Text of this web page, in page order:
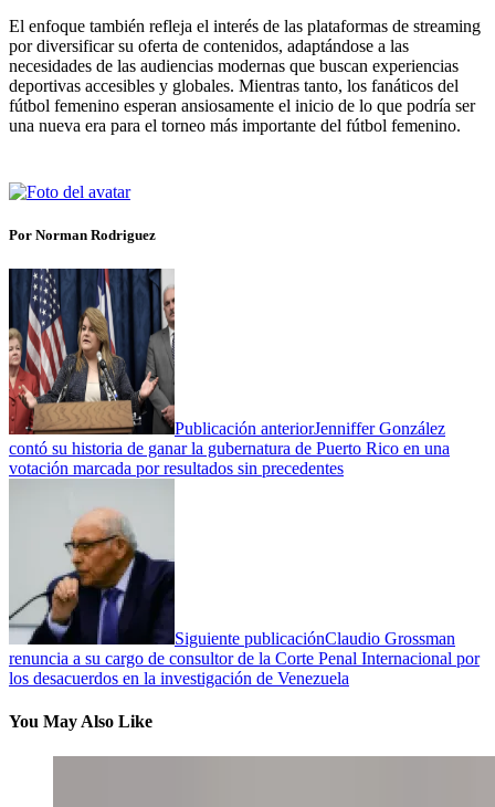
El enfoque también refleja el interés de las plataformas de streaming
por diversificar su oferta de contenidos, adaptándose a las
necesidades de las audiencias modernas que buscan experiencias
deportivas accesibles y globales. Mientras tanto, los fanáticos del
fútbol femenino esperan ansiosamente el inicio de lo que podría ser
una nueva era para el torneo más importante del fútbol femenino.
Por Norman Rodriguez
Publicación anteriorJenniffer González
contó su historia de ganar la gubernatura de Puerto Rico en una
votación marcada por resultados sin precedentes
Siguiente publicaciónClaudio Grossman
renuncia a su cargo de consultor de la Corte Penal Internacional por
los desacuerdos en la investigación de Venezuela
You May Also Like